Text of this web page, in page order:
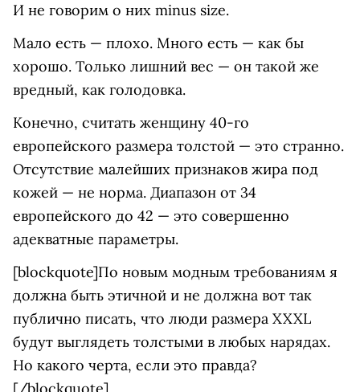
И не говорим о них minus size.
Мало есть — плохо. Много есть — как бы
хорошо. Только лишний вес — он такой же
вредный, как голодовка.
Конечно, считать женщину 40-го
европейского размера толстой — это странно.
Отсутствие малейших признаков жира под
кожей — не норма. Диапазон от 34
европейского до 42 — это совершенно
адекватные параметры.
[blockquote]По новым модным требованиям я
должна быть этичной и не должна вот так
публично писать, что люди размера XXXL
будут выглядеть толстыми в любых нарядах.
Но какого черта, если это правда?